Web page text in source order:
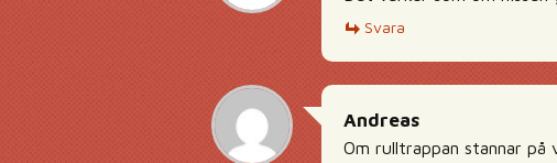
Svara
Andreas
Om rulltrappan stannar